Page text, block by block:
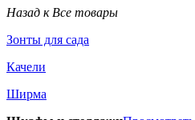
Назад к Все товары
Зонты для сада
Качели
Ширма